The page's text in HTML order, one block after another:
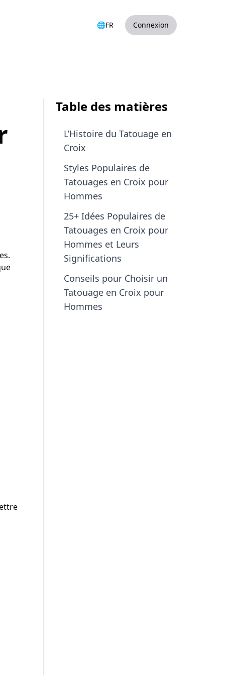
🌐FR Connexion
Table des matières
L’Histoire du Tatouage en
Croix
Styles Populaires de
Tatouages en Croix pour
Hommes
25+ Idées Populaires de
Tatouages en Croix pour
Hommes et Leurs
Significations
Conseils pour Choisir un
Tatouage en Croix pour
Hommes